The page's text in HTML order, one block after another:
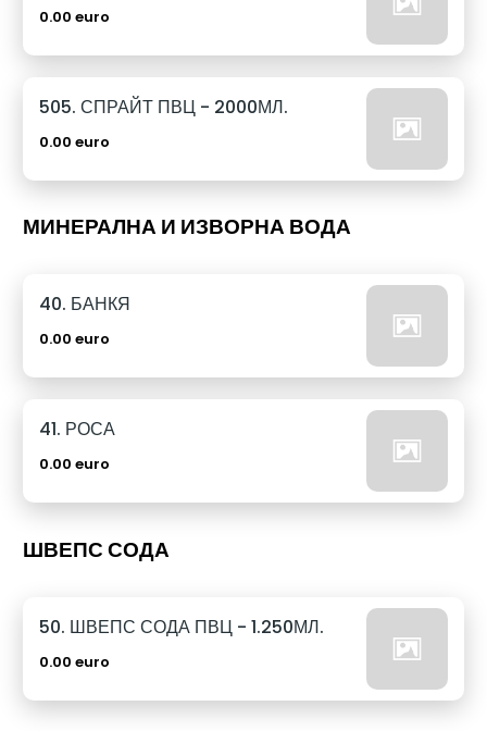
0.00 euro
505. СПРАЙТ ПВЦ - 2000МЛ.
0.00 euro
МИНЕРАЛНА И ИЗВОРНА ВОДА
40. БАНКЯ
0.00 euro
41. РОСА
0.00 euro
ШВЕПС СОДА
50. ШВЕПС СОДА ПВЦ - 1.250МЛ.
0.00 euro